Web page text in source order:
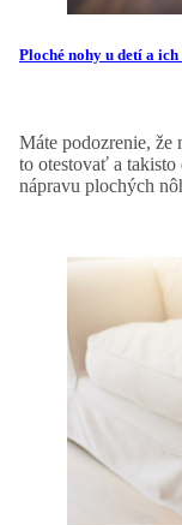
Ploché nohy u detí a
Máte podozrenie,
to otestovať a
nápravu plochých